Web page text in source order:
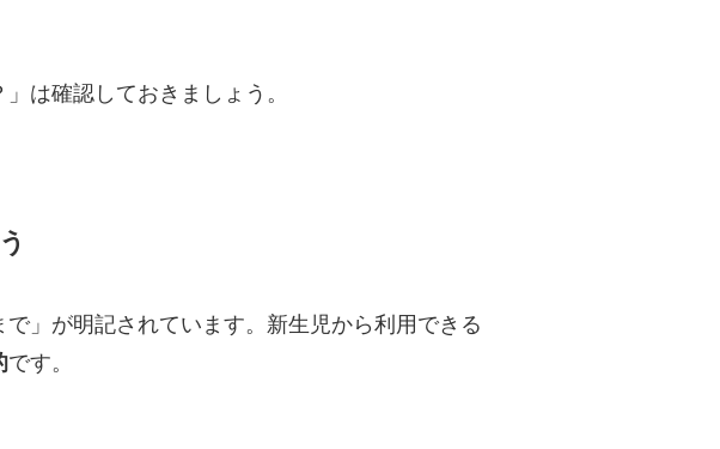
は確認しておきましょう。
」が明記されています。新生児から利用できる
です。